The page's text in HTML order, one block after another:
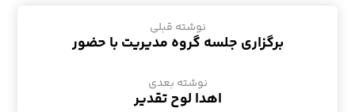
نوشته قبلی
برگزاری جلسه گروه مدیریت با حضور
نوشته بعدی
اهدا لوح تقدیر